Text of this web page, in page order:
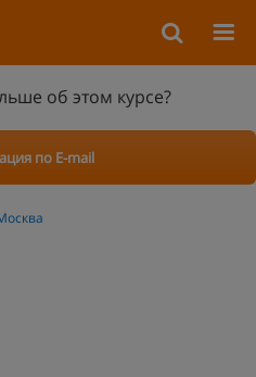
об этом курсе?
по E-mail